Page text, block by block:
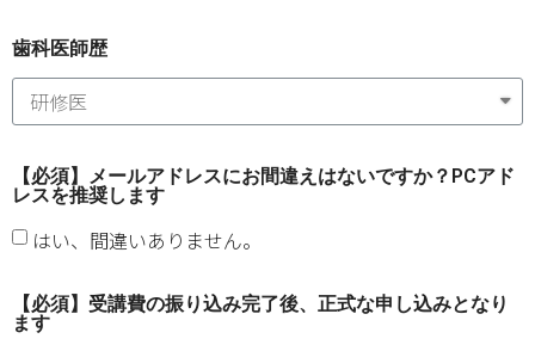
歯科医師歴
【必須】メールアドレスにお間違えはないですか？PCアド
レスを推奨します
はい、間違いありません。
【必須】受講費の振り込み完了後、正式な申し込みとなり
ます